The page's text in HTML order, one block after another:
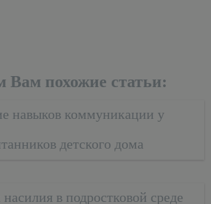
Вам похожие статьи:
навыков коммуникации у
детского дома
в подростковой среде